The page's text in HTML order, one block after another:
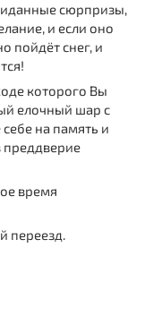
сюрпризы,
и если оно
пойдёт снег, и
которого Вы
елочный шар с
на память и
преддверие
время
переезд.